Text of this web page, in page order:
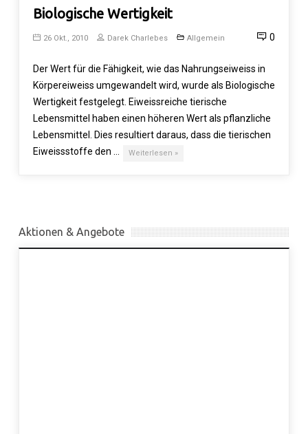
Biologische Wertigkeit
26 Okt., 2010 Darek Charlebes Allgemein 0
Der Wert für die Fähigkeit, wie das Nahrungseiweiss in
Körpereiweiss umgewandelt wird, wurde als Biologische
Wertigkeit festgelegt. Eiweissreiche tierische
Lebensmittel haben einen höheren Wert als pflanzliche
Lebensmittel. Dies resultiert daraus, dass die tierischen
Eiweissstoffe den …
Weiterlesen »
Aktionen & Angebote